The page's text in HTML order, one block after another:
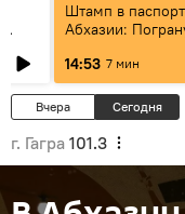
Штамп в
Абхазии:
СГБ
туристов
14:53 7 мин
Вчера Сегодня
г. Гагра 101.3